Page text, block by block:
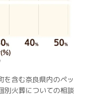
を含む奈良県内のペッ
別火葬についての相談